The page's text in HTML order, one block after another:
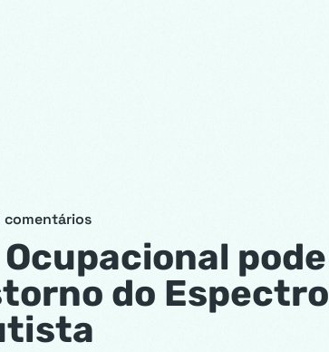
comentários
pode
do Espectro